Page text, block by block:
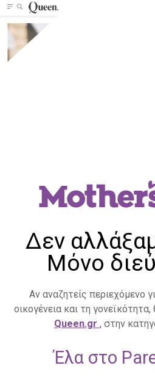
Δεν
Μόνο
Αν αναζητείς περιεχόμενο
οικογένεια και τη
Queen.gr , στην
Έλα στο